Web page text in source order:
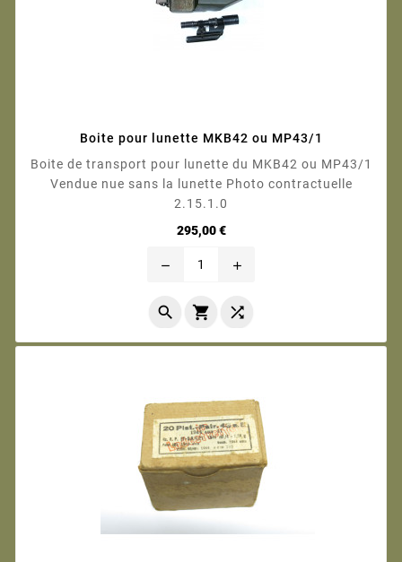
Boite pour lunette MKB42 ou MP43/1
Boite de transport pour lunette du MKB42 ou MP43/1
Vendue nue sans la lunette Photo contractuelle
2.15.1.0
295,00 €Prix
remove add
  